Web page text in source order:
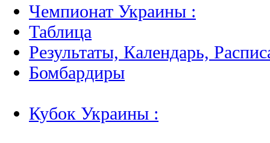
Чемпионат Украины :
Таблица
Результаты, Календарь,
Бомбардиры
Кубок Украины :